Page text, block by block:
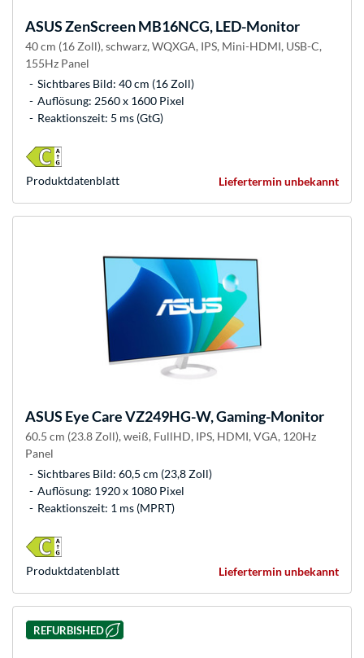
ASUSZenScreen MB16NCG, LED-Monitor
40 cm (16 Zoll), schwarz, WQXGA, IPS, Mini-HDMI, USB-C,
155Hz Panel
Sichtbares Bild: 40 cm (16 Zoll)
Auflösung: 2560 x 1600 Pixel
Reaktionszeit: 5 ms (GtG)
Liefertermin unbekannt
Produkt­datenblatt
ASUS Eye Care VZ249HG-W, Gaming-Monitor
60.5 cm (23.8 Zoll), weiß, FullHD, IPS, HDMI, VGA, 120Hz
Panel
Sichtbares Bild: 60,5 cm (23,8 Zoll)
Auflösung: 1920 x 1080 Pixel
Reaktionszeit: 1 ms (MPRT)
Liefertermin unbekannt
Produkt­datenblatt
REFURBISHED